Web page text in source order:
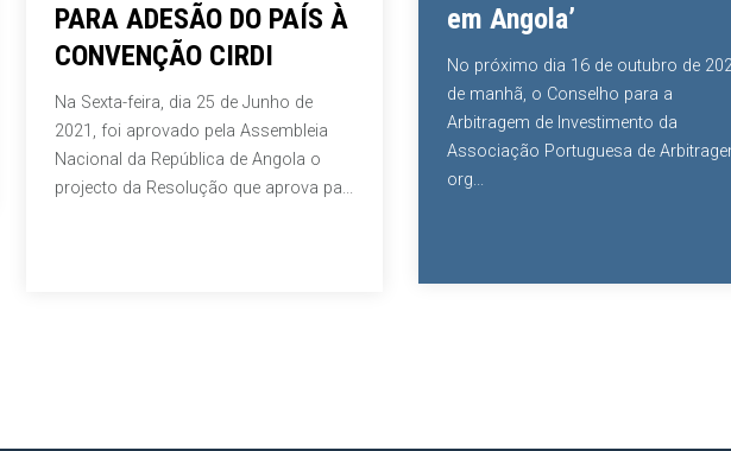
PARA ADESÃO DO PAÍS À
CONVENÇÃO CIRDI
Na Sexta-feira, dia 25 de Junho de
2021, foi aprovado pela Assembleia
Nacional da República de Angola o
projecto da Resolução que aprova pa...
em Angola’
No próximo dia 16 de outubro de 2024
de manhã, o Conselho para a
Arbitragem de Investimento da
Associação Portuguesa de Arbitragem